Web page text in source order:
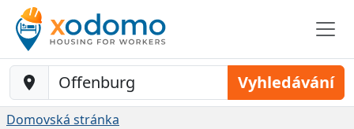
Baustelle-Location Vyhledávání
Domovská stránka